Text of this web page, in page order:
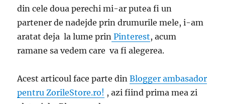
din cele doua perechi mi-ar putea fi un
partener de nadejde prin drumurile mele, i-am
aratat deja la lume prin Pinterest, acum
ramane sa vedem care va fi alegerea.
Acest articoul face parte dinBlogger ambasador
pentru ZorileStore.ro! , azi fiind prima mea zi